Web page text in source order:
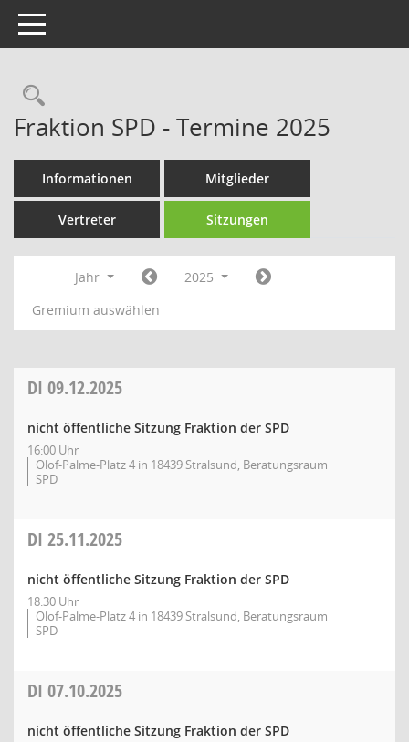
Toggle navigation
Rechercheauswahl
Fraktion SPD - Termine 2025
Informationen Mitglieder
Vertreter Sitzungen
Jahr
2025
Gremium auswählen
DI 09.12.2025
nicht öffentliche Sitzung Fraktion der SPD
16:00 Uhr
Olof-Palme-Platz 4 in 18439 Stralsund, Beratungsraum
SPD
DI 25.11.2025
nicht öffentliche Sitzung Fraktion der SPD
18:30 Uhr
Olof-Palme-Platz 4 in 18439 Stralsund, Beratungsraum
SPD
DI 07.10.2025
nicht öffentliche Sitzung Fraktion der SPD